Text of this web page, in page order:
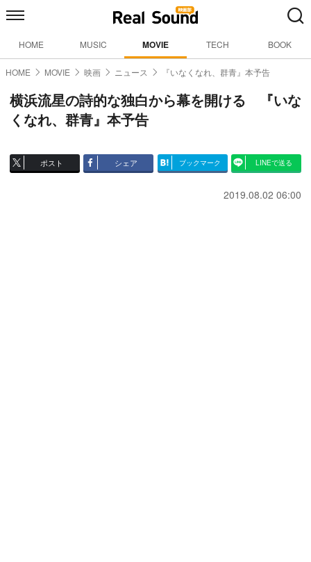
HOME MUSIC MOVIE TECH BOOK
HOME MOVIE 映画 ニュース 『いなくなれ、群青』本予告
横浜流星の詩的な独白から幕を開ける 『いな
くなれ、群青』本予告
ポスト シェア ブックマーク LINEで送る
2019.08.02 06:00